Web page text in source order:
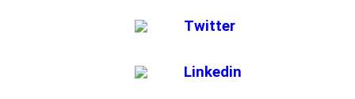
Twitter
Linkedin